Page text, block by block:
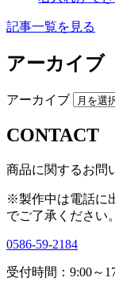
記事一覧を見る
アーカイブ
アーカイブ
CONTACT
商品に関するお問
※製作中は電話に
でご了承ください。
0586-59-2184
受付時間：9:00～